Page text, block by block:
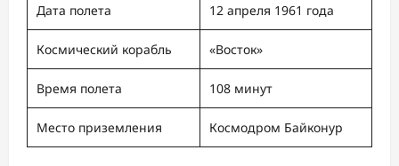
Дата полета 12 апреля 1961 года
Космический корабль «Восток»
Время полета 108 минут
Место приземления Космодром Байконур